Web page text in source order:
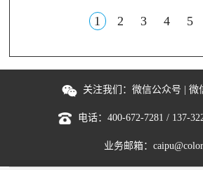
有价值，软件负责把...
1 2 3 4 5
关注我们： 微信公众号 | 微
电话： 400-672-7281 / 137-
业务邮箱：